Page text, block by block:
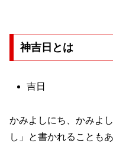
神吉日とは
吉日
かみよしにち、かみよ
し」と書かれることもあ